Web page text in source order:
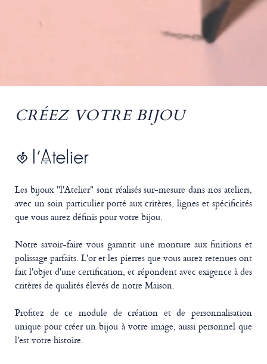
CRÉEZ VOTRE BIJOU
Les bijoux "l'Atelier" sont réalisés sur-mesure dans nos ateliers,
avec un soin particulier porté aux critères, lignes et spécificités
que vous aurez définis pour votre bijou.
Notre savoir-faire vous garantit une monture aux finitions et
polissage parfaits. L'or et les pierres que vous aurez retenues ont
fait l'objet d'une certification, et répondent avec exigence à des
critères de qualités élevés de notre Maison.
Profitez de ce module de création et de personnalisation
unique pour créer un bijou à votre image, aussi personnel que
l'est votre histoire.